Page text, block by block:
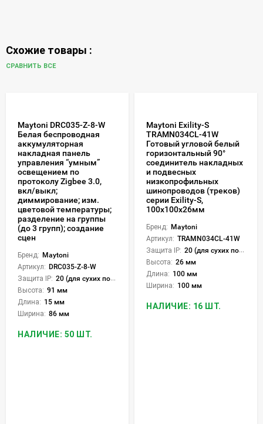
Схожие товары :
СРАВНИТЬ ВСЕ
Maytoni DRC035-Z-8-W
Белая беспроводная
аккумуляторная
накладная панель
управления “умным”
освещением по
протоколу Zigbee 3.0,
вкл/выкл;
диммирование; изм.
цветовой температуры;
разделение на группы
(до 3 групп); создание
сцен
Бренд: Maytoni
Артикул: DRC035-Z-8-W
Защита IP: 20 (для сухих пом.)
Высота: 91 мм
Длина: 15 мм
Ширина: 86 мм
НАЛИЧИЕ: 50 ШТ.
Maytoni Exility-S
TRAMN034CL-41W
Готовый угловой белый
горизонтальный 90°
соединитель накладных
и подвесных
низкопрофильных
шинопроводов (треков)
серии Exility-S,
100x100x26мм
Бренд: Maytoni
Артикул: TRAMN034CL-41W
Защита IP: 20 (для сухих пом.)
Высота: 26 мм
Длина: 100 мм
Ширина: 100 мм
НАЛИЧИЕ: 16 ШТ.